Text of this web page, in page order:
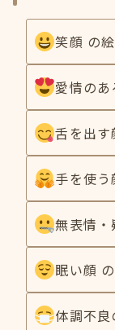
笑顔 の
愛情の
舌を出
手を使
無表情
眠い顔
体調不